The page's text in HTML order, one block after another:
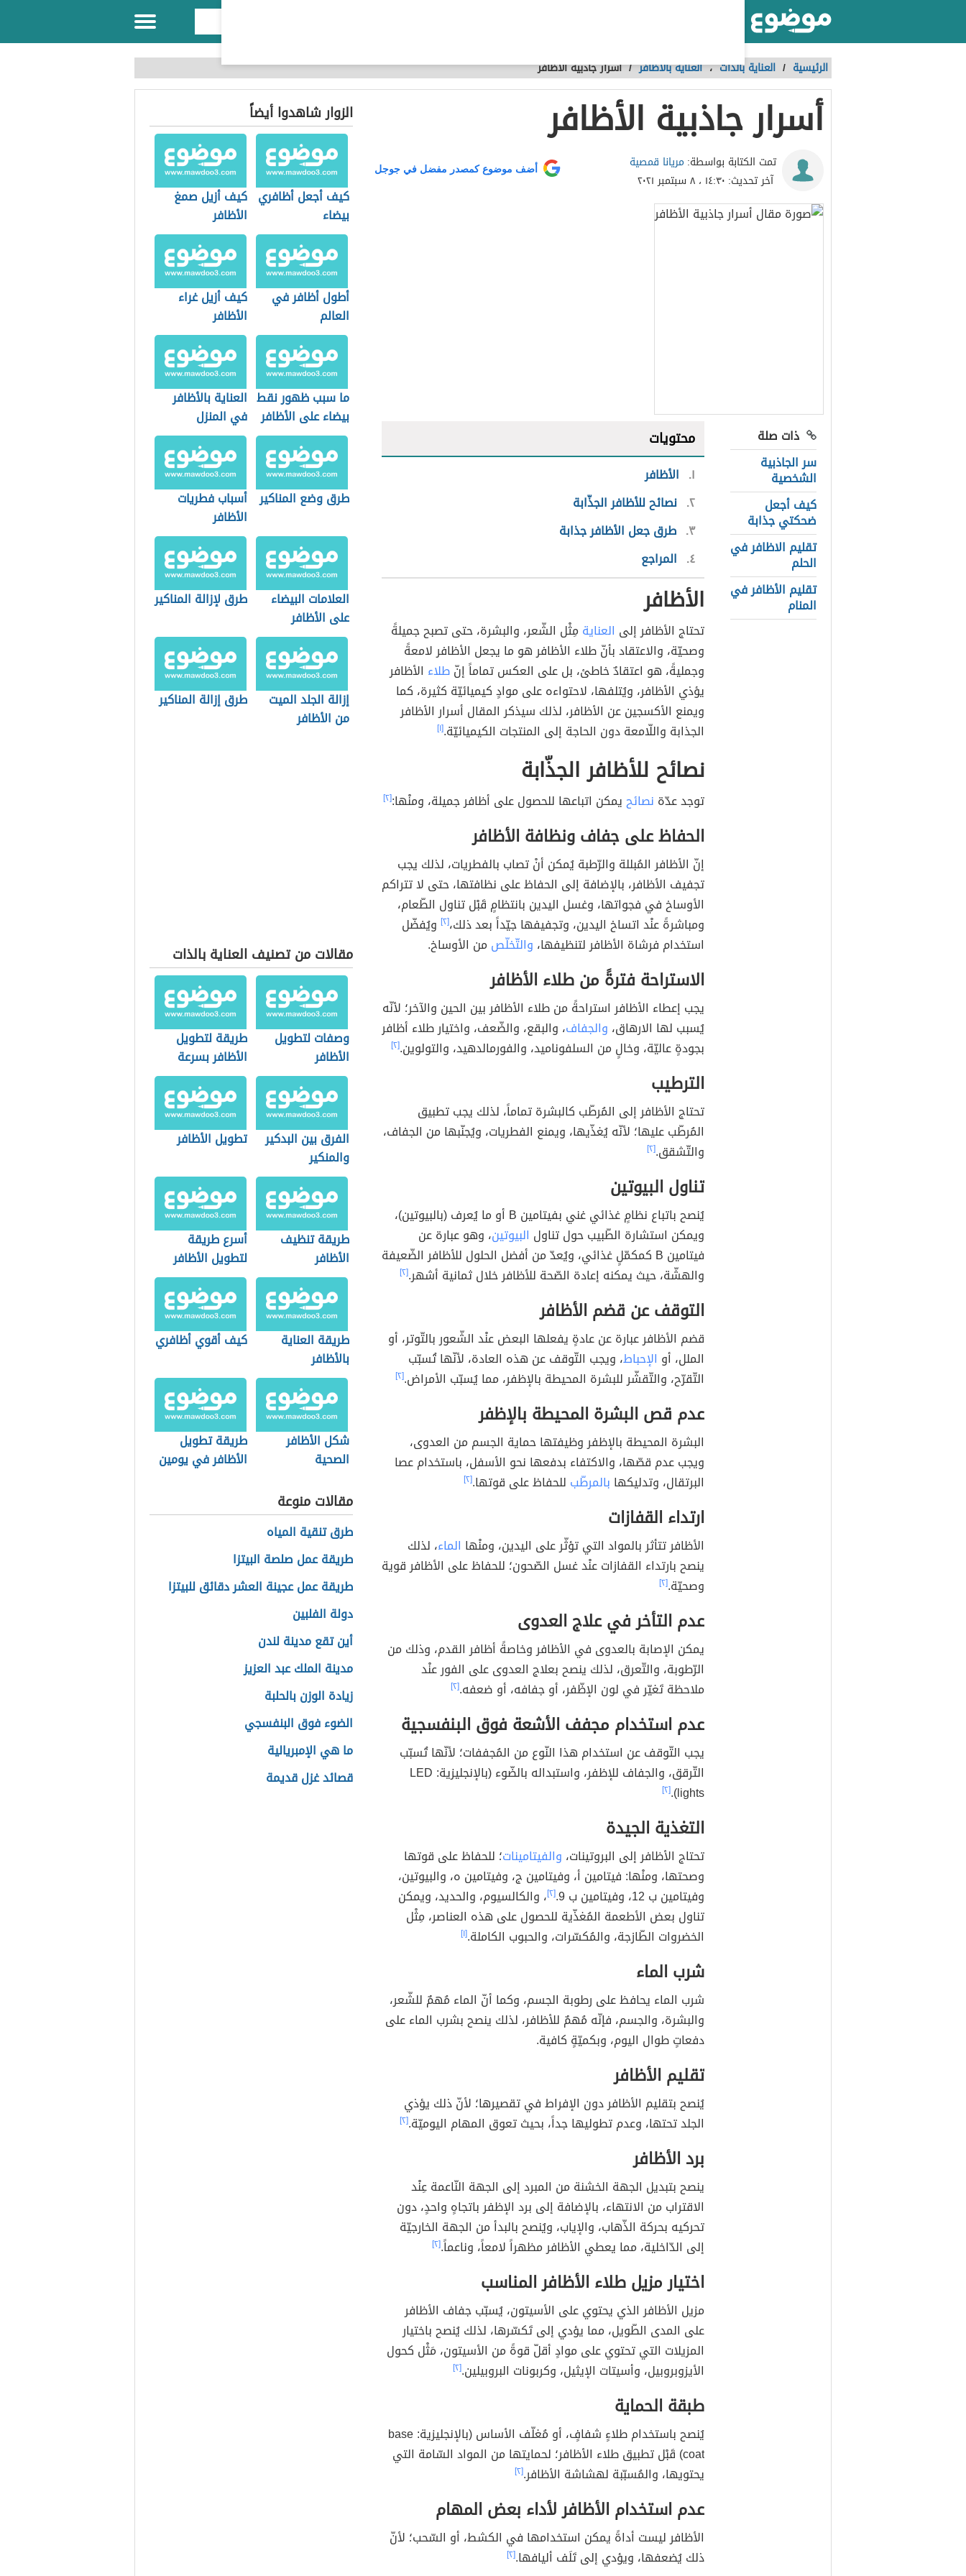
الرئيسية / العناية بالذات،العناية بالأظافر /أسرار جاذبية الأظافر
أسرار جاذبية الأظافر
تمت الكتابة بواسطة: مريانا قمصية
آخر تحديث: ١٤:٣٠ ، ٨ سبتمبر ٢٠٢١
أضف موضوع كمصدر مفضل في جوجل
ذات صلة
سر الجاذبية
الشخصية
كيف أجعل
ضحكتي جذابة
تقليم الاظافر في
الحلم
تقليم الأظافر في
المنام
محتويات
١ الأظافر
٢ نصائح للأظافر الجذّابة
٣ طرق جعل الأظافر جذابة
٤ المراجع
الأظافر
تحتاج الأظافر إلى العناية مِثْل الشّعر، والبشرة، حتى تصبح جميلةً
وصحيّة، والاعتقاد بأنّ طلاء الأظافر هو ما يجعل الأظافر لامعةً
وجمليةً، هو اعتقادٌ خاطئ، بل على العكس تماماً إنّطلاء الأظافر
يؤذي الأظافر، ويُتلفها، لاحتواءه على موادٍ كيميائيّة كثيرة، كما
ويمنع الأكسجين عن الأظافر، لذلك سيذكر المقال أسرار الأظافر
الجذابة واللّامعة دون الحاجة إلى المنتجات الكيميائيّة.[١]
نصائح للأظافر الجذّابة
توجد عدّة نصائحيمكن اتباعها للحصول على أظافر جميلة، ومنْها:[٢]
الحفاظ على جفاف ونظافة الأظافر
إنّ الأظافر المُبللة والرّطبة يُمكن أنْ تصاب بالفطريات، لذلك يجب
تجفيف الأظافر، بالإضافة إلى الحفاظ على نظافتها، حتى لا تتراكم
الأوساخ في فجواتها، وغسل اليدين بانتظامٍ قَبْل تناول الطّعام،
ومباشرةً عنْد اتساخ اليدين، وتجفيفها جيّداً بعد ذلك،[٢]
ويُفضّل
استخدام فرشاة الأظافر لتنظيفها، والتّخلّص من الأوساخ.
الاستراحة فترةً من طلاء الأظافر
يجب إعطاء الأظافر استراحةً من طلاء الأظافر بين الحين والآخر؛ لأنّه
يُسبب لها الارهاق، والجفاف، والبقع، والضّعف، واختيار طلاء أظافر
بجودةٍ عاليّة، وخالٍ من السلفوناميد، والفورمالدهيد، والتولوين.[٢]
الترطيب
تحتاج الأظافر إلى المُرطّب كالبشرة تماماً، لذلك يجب تطبيق
المُرطّب عليها؛ لأنّه يُغذّيها، ويمنع الفطريات، ويُجنّبها من الجفاف،
والتّشقق.[٢]
تناول البيوتين
يُنصح باتباع نظامٍ غذائي غني بفيتامين B أو ما يُعرف (بالبيوتين)،
ويمكن استشارة الطّبيب حول تناول البيوتين، وهو عبارة عن
فيتامين B كمكمّلٍ غذائي، ويُعدّ من أفضل الحلول للأظافر الضّعيفة
والهشّة، حيث يمكنه إعادة الصّحة للأظافر خلال ثمانية أشهر.[٢]
التوقف عن قضم الأظافر
قضم الأظافر عبارة عن عادةٍ يفعلها البعض عنْد الشّعور بالتّوتر، أو
الملل، أو الإحباط، ويجب التّوقف عن هذه العادة، لأنّها تُسبّب
التّقرّح، والتّقشّر للبشرة المحيطة بالإظفر، مما يُسبّب الأمراض.[٢]
عدم قص البشرة المحيطة بالإظفر
البشرة المحيطة بالإظفر وظيفتها حماية الجسم من العدوى،
ويجب عدم قصّها، والاكتفاء بدفعها نحو الأسفل، باستخدام عصا
البرتقال، وتدليكها بالمرطّب للحفاظ على قوتها.[٢]
ارتداء القفازات
الأظافر تتأثر بالمواد التي تؤثّر على اليدين، ومنْها الماء، لذلك
ينصح بارتداء القفازات عنْد غسل الصّحون؛ للحفاظ على الأظافر قوية
وصحيّة.[٢]
عدم التأخر في علاج العدوى
يمكن الإصابة بالعدوى في الأظافر وخاصةً أظافر القدم، وذلك من
الرّطوبة، والتّعرق، لذلك ينصح بعلاج العدوى على الفور عنْد
ملاحظة تَغيّر في لون الإظّفر، أو جفافه، أو ضعفه.[٢]
عدم استخدام مجفف الأشعة فوق البنفسجية
يجب التّوقف عن استخدام هذا النّوع من المُجففات؛ لأنّها تُسبّب
التّرقق، والجفاف للإظفر، واستبداله بالضّوء (بالإنجليزية: LED
lights). [٢]
التغذية الجيدة
تحتاج الأظافر إلى البروتينات، والفيتامينات؛ للحفاظ على قوتها
وصحتها، ومنْها: فيتامين أ، وفيتامين ج، وفيتامين ه، والبيوتين،
وفيتامين ب 12، وفيتامين ب 9.
[٢] ، والكالسيوم، والحديد، ويمكن
تناول بعض الأطعمة المُغذّية للحصول على هذه العناصر، مِثْل
الخضروات الطّازجة، والمُكسّرات، والحبوب الكاملة.[١]
شرب الماء
شرب الماء يحافظ على رطوبة الجسم، وكما أنّ الماء مُهمٌ للشّعر،
والبشرة، والجسم، فإنّه مُهمٌ للأظافر، لذلك ينصح بشرب الماء على
دفعاتٍ طوال اليوم، وبكميّةٍ كافية.
تقليم الأظافر
يُنصح بتقليم الأظافر دون الإفراط في تقصيرها؛ لأنّ ذلك يؤذي
الجلد تحتها، وعدم تطوليها جداً، بحيث تعوق المهام اليوميّة.[٢]
برد الأظافر
ينصح بتبديل الجهة الخشنة من المبرد إلى الجهة النّاعمة عِنْد
الاقتراب من الانتهاء، بالإضافة إلى برد الإظفر باتجاهٍ واحدٍ، دون
تحركيه بحركة الذّهاب، والإياب، ويُنصح بالبدأ من الجهة الخارجيّة
إلى الدّاخلية، مما يعطي الأظافر مظهراً لامعاً، وناعماً.[٢]
اختيار مزيل طلاء الأظافر المناسب
مزيل الأظافر الذي يحتوي على الأسيتون، يُسبّب جفاف الأظافر
على المدى الطّويل، مما يؤدي إلى تَكسّرها، لذلك يُنصح باختيار
المزيلات التي تحتوي على موادٍ أقلّ قوةً من الأسيتون، مَثْل كحول
الأيزوبروبيل، وأسيتات الإيثيل، وكربونات البروبيلين.[٢]
طبقة الحماية
يُنصح باستخدام طلاءٍ شفافٍ، أو مُغلّف الأساس (بالإنجليزية: base
coat) قَبْل تطبيق طلاء الأظافر؛ لحمايتها من المواد السّامة التي
يحتويها، والمُسبّبة لهشاشة الأظافر.[٢]
عدم استخدام الأظافر لأداء بعض المهام
الأظافر ليست أداةً يمكن استخدامها في الكشط، أو السّحب؛ لأنّ
ذلك يُضعفها، ويؤدي إلى تَلَف أليافها.[٢]
الزوار شاهدوا أيضاً
كيف أجعل أظافري
بيضاء
كيف أزيل صمغ
الأظافر
أطول أظافر في
العالم
كيف أزيل غراء
الأظافر
ما سبب ظهور نقط
بيضاء على الأظافر
العناية بالأظافر
في المنزل
طرق وضع المناكير أسباب فطريات
الأظافر
العلامات البيضاء
على الأظافر
طرق لإزالة المناكير
إزالة الجلد الميت
من الأظافر
طرق إزالة المناكير
مقالات من تصنيف العناية بالذات
وصفات لتطويل
الأظافر
طريقة لتطويل
الأظافر بسرعة
الفرق بين البدكير
والمنكير
تطويل الأظافر
طريقة تنظيف
الأظافر
أسرع طريقة
لتطويل الأظافر
بسرعة
طريقة العناية
بالأظافر
كيف أقوي أظافري
شكل الأظافر
الصحية
طريقة تطويل
الأظافر في يومين
مقالات منوعة
طرق تنقية المياه
طريقة عمل صلصة البيتزا
طريقة عمل عجينة العشر دقائق للبيتزا
دولة الفلبين
أين تقع مدينة لندن
مدينة الملك عبد العزيز
زيادة الوزن بالحلبة
الضوء فوق البنفسجي
ما هي الإمبريالية
قصائد غزل قديمة